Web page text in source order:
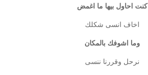
كنت احاول بيها ما اغمض
اخاف انسى شكلك
وما اشوفك بالمكان
نرحل وقررنا ننسى